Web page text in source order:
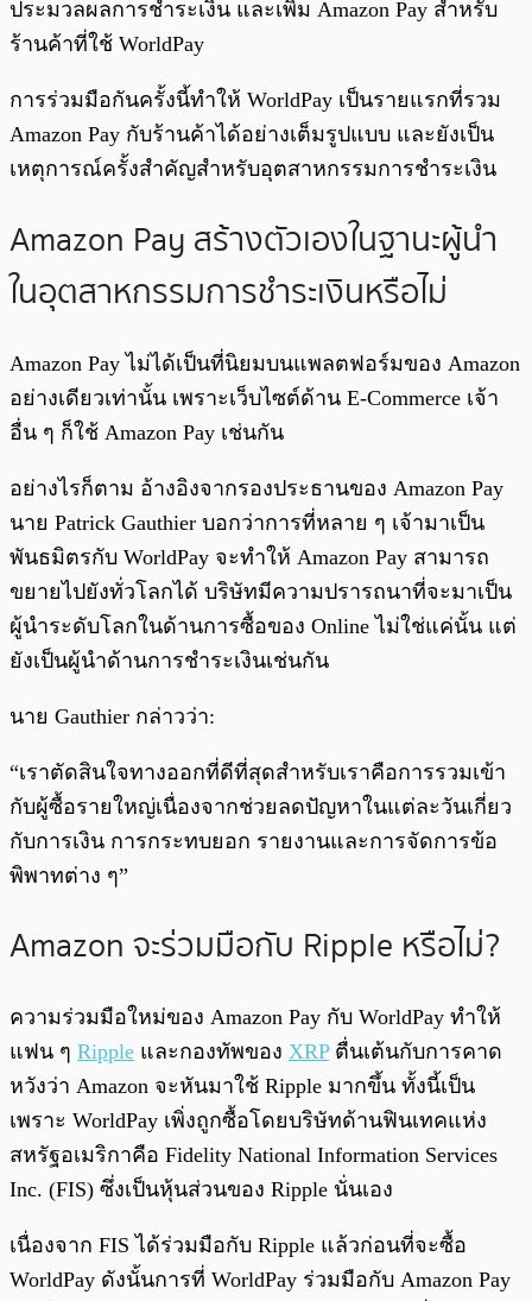
ประมวลผลการชำระเงิน และเพิ่ม Amazon Pay สำหรับ
ร้านค้าที่ใช้ WorldPay
การร่วมมือกันครั้งนี้ทำให้ WorldPay เป็นรายแรกที่รวม
Amazon Pay กับร้านค้าได้อย่างเต็มรูปแบบ และยังเป็น
เหตุการณ์ครั้งสำคัญสำหรับอุตสาหกรรมการชำระเงิน
Amazon Pay สร้างตัวเองในฐานะผู้นำ
ในอุตสาหกรรมการชำระเงินหรือไม่
Amazon Pay ไม่ได้เป็นที่นิยมบนแพลตฟอร์มของ Amazon
อย่างเดียวเท่านั้น เพราะเว็บไซต์ด้าน E-Commerce เจ้า
อื่น ๆ ก็ใช้ Amazon Pay เช่นกัน
อย่างไรก็ตาม อ้างอิงจากรองประธานของ Amazon Pay
นาย Patrick Gauthier บอกว่าการที่หลาย ๆ เจ้ามาเป็น
พันธมิตรกับ WorldPay จะทำให้ Amazon Pay สามารถ
ขยายไปยังทั่วโลกได้ บริษัทมีความปรารถนาที่จะมาเป็น
ผู้นำระดับโลกในด้านการซื้อของ Online ไม่ใช่แค่นั้น แต่
ยังเป็นผู้นำด้านการชำระเงินเช่นกัน
นาย Gauthier กล่าวว่า:
“เราตัดสินใจทางออกที่ดีที่สุดสำหรับเราคือการรวมเข้า
กับผู้ซื้อรายใหญ่เนื่องจากช่วยลดปัญหาในแต่ละวันเกี่ยว
กับการเงิน การกระทบยอก รายงานและการจัดการข้อ
พิพาทต่าง ๆ”
Amazon จะร่วมมือกับ Ripple หรือไม่?
ความร่วมมือใหม่ของ Amazon Pay กับ WorldPay ทำให้
แฟน ๆ Ripple และกองทัพของ XRPตื่นเต้นกับการคาด
หวังว่า Amazon จะหันมาใช้ Ripple มากขึ้น ทั้งนี้เป็น
เพราะ WorldPay เพิ่งถูกซื้อโดยบริษัทด้านฟินเทคแห่ง
สหรัฐอเมริกาคือ Fidelity National Information Services
Inc. (FIS) ซึ่งเป็นหุ้นส่วนของ Ripple นั่นเอง
เนื่องจาก FIS ได้ร่วมมือกับ Ripple แล้วก่อนที่จะซื้อ
WorldPay ดังนั้นการที่ WorldPay ร่วมมือกับ Amazon Pay